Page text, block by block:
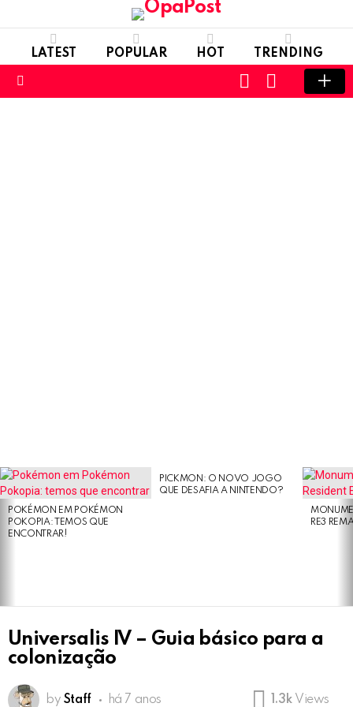
LATEST POPULAR HOT TRENDING
SWITCH
SKIN
LOGIN
LATEST
STORIES
POKÉMON EM POKÉMON
POKOPIA: TEMOS QUE
ENCONTRAR!
PICKMON: O NOVO JOGO
QUE DESAFIA A NINTENDO?
RE3
Universalis IV – Guia básico para a
colonização
by Staff há 7 anos 1.3k Views